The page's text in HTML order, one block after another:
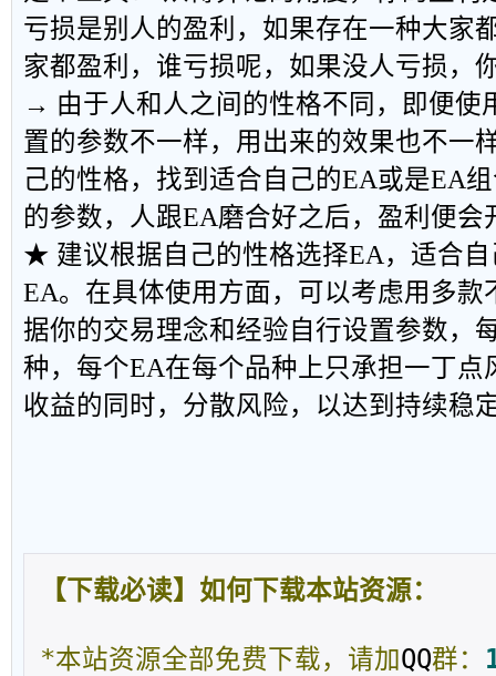
亏损是别人的盈利，如果存在一种大家
家都盈利，谁亏损呢，如果没人亏损，
→ 由于人和人之间的性格不同，即便使
置的参数不一样，用出来的效果也不一
己的性格，找到适合自己的EA或是EA
的参数，人跟EA磨合好之后，盈利便会
★ 建议根据自己的性格选择EA，适合
EA。在具体使用方面，可以考虑用多款
据你的交易理念和经验自行设置参数，
种，每个EA在每个品种上只承担一丁点
收益的同时，分散风险，以达到持续稳
【下载必读】如何下载本站资源：
*本站资源全部免费下载，请加QQ群：